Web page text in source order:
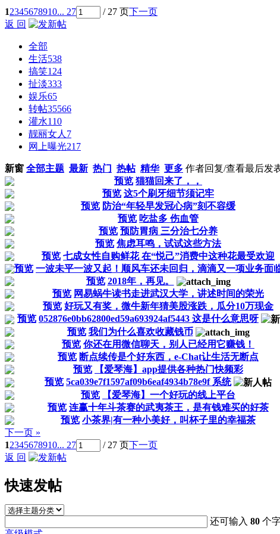
12345678910... 27 / 27 页下一页
返 回
全部
生活538
搞笑124
扯淡333
娱乐65
转帖35566
灌水110
靓丽女人 7
网上曝光217
新窗 全部主题 最新 热门 热帖 精华 更多 作者回复/查看最后发
预览 猫猫回来了，，
预览 这5个刷牙细节须记牢
预览 防治“年轻早发冠心病”刻不容缓
预览 吃盐多 伤血管
预览 预防胃病 三分治七分养
预览 焦虑耳鸣，试试这些方法
预览 七成女性自购鲜花 在“悦己”消费中这种花最受欢迎
预览 一波未平一波又起！顺风车还未回归，滴滴又一项业务面
预览 2018年，再见。
预览 网易蜗牛读书走进武汉大学，讲述时间的荣光
预览 好玩又有奖，微牛新年猜美股涨跌，瓜分10万现金
预览 052876e0bb62800ed59a693924af5443 这是什么意思呀
预览 我们为什么喜欢收藏钱币
预览 你还在用微信聊天，别人已经用它赚钱！
预览 断点续传是个好东西，e-Chat让生活无断点
预览
【爱琴海】app提供各种热门快频彩
预览 5ca039e7f1597af09b6eaf4934b78e9f 系统
预览
【爱琴海】一个好玩的线上平台
预览 连赢十年斗茶赛的武夷茶王，是有钱难买的好茶
预览 小茶界|有一种小美好，叫杯子里的幸福茶
下一页 »
12345678910... 27 / 27 页下一页
返 回
快速发帖
还可输入80 个